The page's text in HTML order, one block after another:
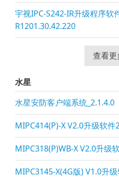
宇视IPC-S242-IR升级程序软
R1201.30.42.220
查看更
水星
水星安防客户端系统_2.1.4.0
MIPC414(P)-X V2.0升级软
MIPC318(P)WB-X V2.0升级
MIPC3145-X(4G版) V1.0升